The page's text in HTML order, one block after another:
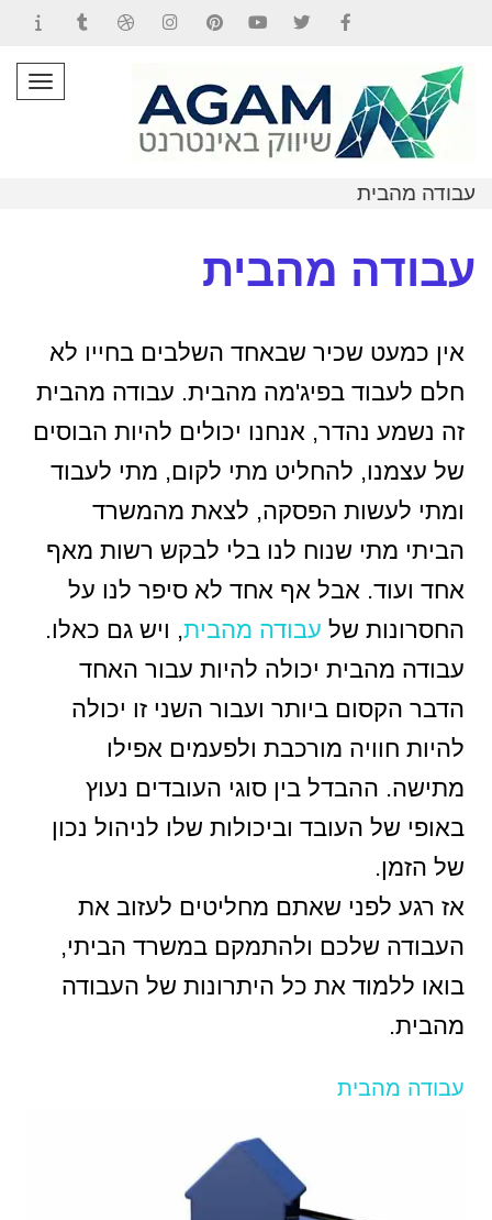
עבודה מהבית
עבודה מהבית
אין כמעט שכיר שבאחד השלבים בחייו לא
חלם לעבוד בפיג'מה מהבית. עבודה מהבית
זה נשמע נהדר, אנחנו יכולים להיות הבוסים
של עצמנו, להחליט מתי לקום, מתי לעבוד
ומתי לעשות הפסקה, לצאת מהמשרד
הביתי מתי שנוח לנו בלי לבקש רשות מאף
אחד ועוד. אבל אף אחד לא סיפר לנו על
החסרונות של עבודה מהבית, ויש גם כאלו.
עבודה מהבית יכולה להיות עבור האחד
הדבר הקסום ביותר ועבור השני זו יכולה
להיות חוויה מורכבת ולפעמים אפילו
מתישה. ההבדל בין סוגי העובדים נעוץ
באופי של העובד וביכולות שלו לניהול נכון
של הזמן.
אז רגע לפני שאתם מחליטים לעזוב את
העבודה שלכם ולהתמקם במשרד הביתי,
בואו ללמוד את כל היתרונות של העבודה
מהבית.
עבודה מהבית